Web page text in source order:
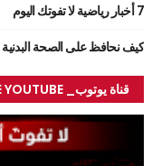
7 أخبار رياضية لا تفوتك اليوم
كيف نحافظ على الصحة البدنية
قناة يوتوب_ CHAÎNE YOUTUBE